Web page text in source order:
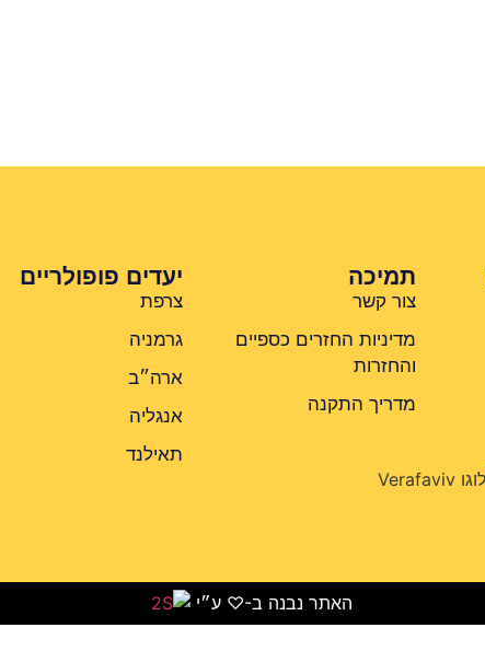
תמיכה
צור קשר
מדיניות החזרים כספיים
והחזרות
מדריך התקנה
יעדים פופולריים
צרפת
גרמניה
ארה״ב
אנגליה
תאילנד
האתר נבנה ב-♡ ע״י